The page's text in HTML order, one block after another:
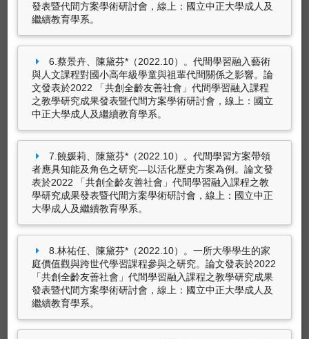
14筆資料 more...
黃詩情、林啟超、陳黛芬、謝智玲
康與生活滿意度之關係研究。興大體育學刊，
24，47-66。
陳黛芬*、陳鶴元（2024.09）。從教師專業素養
探討大學代間數位教學之挑戰。台灣教育研究期
刊，5（5），81-102。
陳黛芬*、陳鶴元（2023.09）。探討高齡學習者
參與大學代間方案之代間交流態度。台灣教育研
究期刊，4（5），53-69。
研討會論文
陳黛芬*、陳鶴元（2023.12）。大學代間課程在
後疫情下的數位教學挑戰。論文發表於2023年社
會變遷與當代議題--後疫情時代之數位化發展國
際學術研討會，國立空中大學校本部：國立空中
Tai-Fen Chen, Daniel Chia-En Teng & Ho-Yuan
Chen (2023.06).Generational Intelligence as an
Integral aspect of Pre-service Teachers' Interpersonal
Communication Competence.
at International Conference on Education and
發表暨代間方案學術研討會，線上：國立中正大學成人及
繼續教育學系。
6.蔡景卉、陳黛芬*（2022.10）。代間學習融入藝術
與人文課程對國小高年級學童與祖輩代間關係之影響。論
文發表於2022 「共創全齡友善社會」代間學習融入課程
之教學研究成果發表暨代間方案學術研討會，線上：國立
中正大學成人及繼續教育學系。
7.饒媛莉、陳黛芬*（2022.10）。代間學習方案帶領
者應具知能及角色之研究—以活化歷史方案為例。論文發
表於2022 「共創全齡友善社會」代間學習融入課程之教
學研究成果發表暨代間方案學術研討會，線上：國立中正
大學成人及繼續教育學系。
8.林祐任、陳黛芬*（2022.10）。一所大學學生的家
庭價值觀與跨世代學習課程參與之研究。論文發表於2022
「共創全齡友善社會」代間學習融入課程之教學研究成果
發表暨代間方案學術研討會，線上：國立中正大學成人及
繼續教育學系。